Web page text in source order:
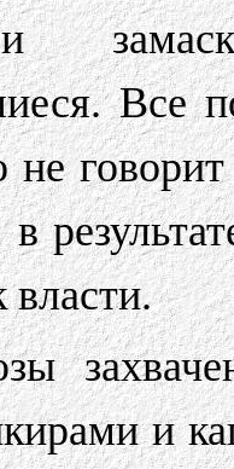
Все
власти.
и